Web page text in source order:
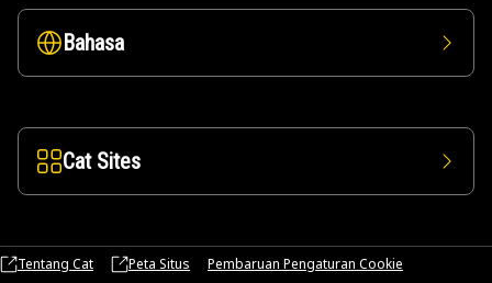
Bahasa
Cat Sites
Tentang Cat Peta Situs Pembaruan Pengaturan Cookie